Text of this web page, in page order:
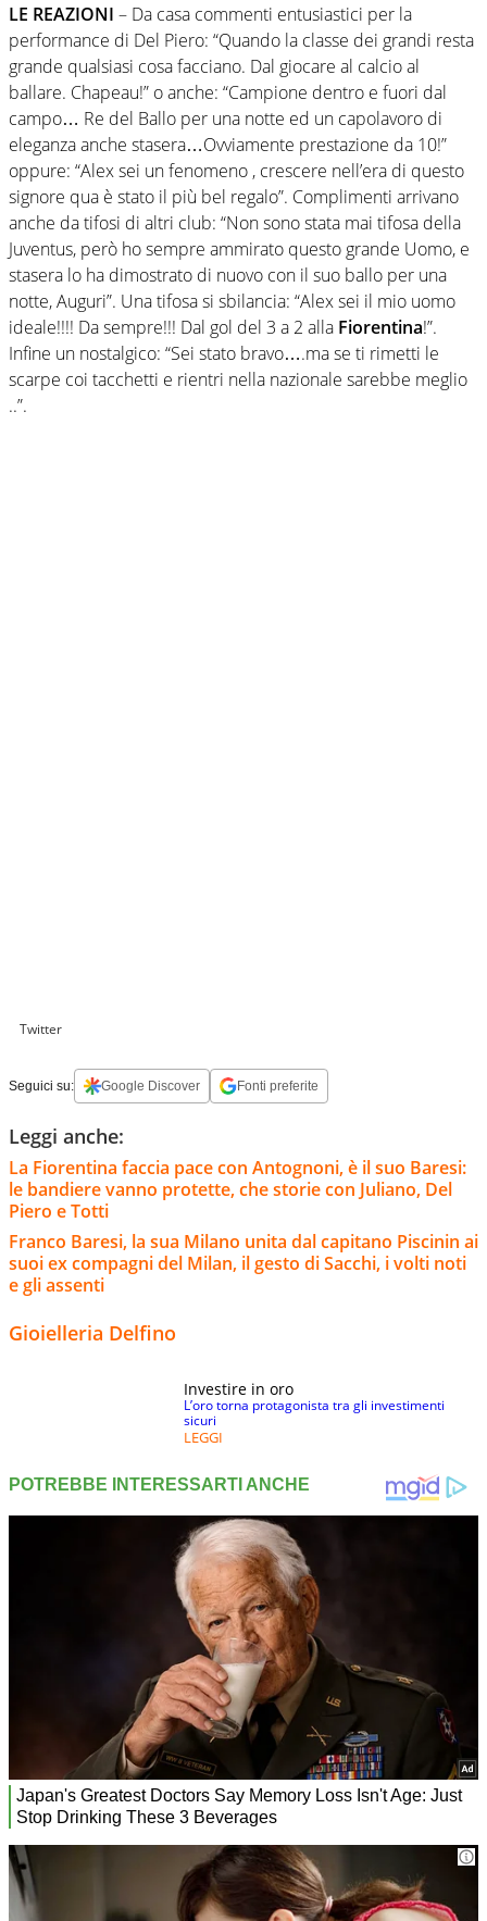
LE REAZIONI – Da casa commenti entusiastici per la
performance di Del Piero: “Quando la classe dei grandi resta
grande qualsiasi cosa facciano. Dal giocare al calcio al
ballare. Chapeau!” o anche: “Campione dentro e fuori dal
campo… Re del Ballo per una notte ed un capolavoro di
eleganza anche stasera…Ovviamente prestazione da 10!”
oppure: “Alex sei un fenomeno , crescere nell’era di questo
signore qua è stato il più bel regalo”. Complimenti arrivano
anche da tifosi di altri club: “Non sono stata mai tifosa della
Juventus, però ho sempre ammirato questo grande Uomo, e
stasera lo ha dimostrato di nuovo con il suo ballo per una
notte, Auguri”. Una tifosa si sbilancia: “Alex sei il mio uomo
ideale!!!! Da sempre!!! Dal gol del 3 a 2 alla Fiorentina!”.
Infine un nostalgico: “Sei stato bravo….ma se ti rimetti le
scarpe coi tacchetti e rientri nella nazionale sarebbe meglio
..”.
Twitter
Seguici su: Google Discover Fonti preferite
Leggi anche:
La Fiorentina faccia pace con Antognoni, è il suo Baresi:
le bandiere vanno protette, che storie con Juliano, Del
Piero e Totti
Franco Baresi, la sua Milano unita dal capitano Piscinin ai
suoi ex compagni del Milan, il gesto di Sacchi, i volti noti
e gli assenti
Gioielleria Delfino
Investire in oro
L’oro torna protagonista tra gli investimenti
sicuri
LEGGI